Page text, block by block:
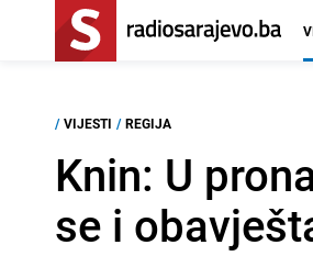
/ VIJESTI / REGIJA
Knin: U
se i